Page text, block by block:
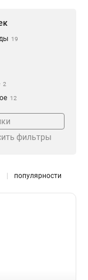
19
2
12
фильтры
популярности